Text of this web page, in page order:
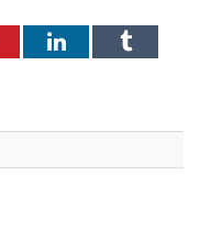
LinkedInTumblr